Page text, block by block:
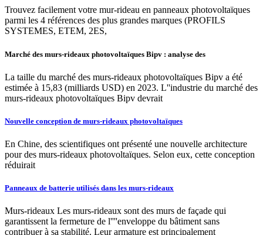
Trouvez facilement votre mur-rideau en panneaux photovoltaïques
parmi les 4 références des plus grandes marques (PROFILS
SYSTEMES, ETEM, 2ES,
Marché des murs-rideaux photovoltaïques Bipv : analyse des
La taille du marché des murs-rideaux photovoltaïques Bipv a été
estimée à 15,83 (milliards USD) en 2023. L''industrie du marché des
murs-rideaux photovoltaïques Bipv devrait
Nouvelle conception de murs-rideaux photovoltaïques
En Chine, des scientifiques ont présenté une nouvelle architecture
pour des murs-rideaux photovoltaïques. Selon eux, cette conception
réduirait
Panneaux de batterie utilisés dans les murs-rideaux
Murs-rideaux Les murs-rideaux sont des murs de façade qui
garantissent la fermeture de l''''enveloppe du bâtiment sans
contribuer à sa stabilité. Leur armature est principalement